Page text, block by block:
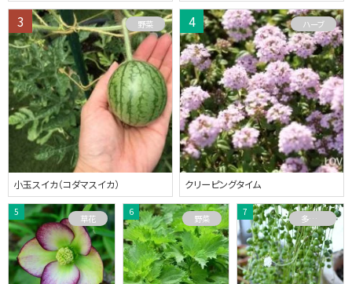
小玉スイカ（コダマスイカ）
野菜
クリーピングタイム
ハーブ
草花 野菜 多肉植物